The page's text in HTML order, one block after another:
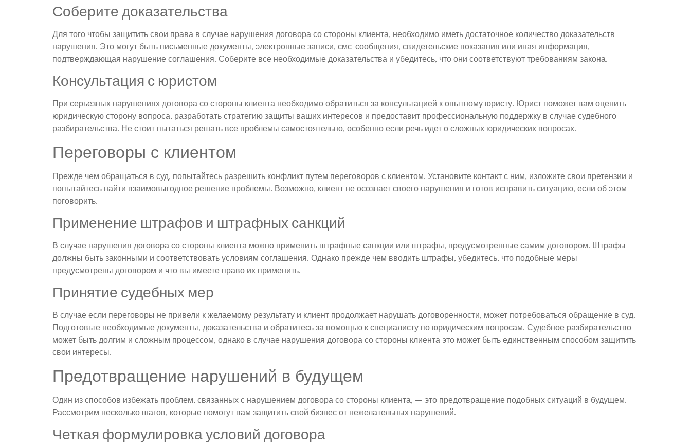
Соберите доказательства
Для того чтобы защитить свои права в случае нарушения договора со стороны клиента, необходимо иметь достаточное количество доказательств
нарушения. Это могут быть письменные документы, электронные записи, смс-сообщения, свидетельские показания или иная информация,
подтверждающая нарушение соглашения. Соберите все необходимые доказательства и убедитесь, что они соответствуют требованиям закона.
Консультация с юристом
При серьезных нарушениях договора со стороны клиента необходимо обратиться за консультацией к опытному юристу. Юрист поможет вам оценить
юридическую сторону вопроса, разработать стратегию защиты ваших интересов и предоставит профессиональную поддержку в случае судебного
разбирательства. Не стоит пытаться решать все проблемы самостоятельно, особенно если речь идет о сложных юридических вопросах.
Переговоры с клиентом
Прежде чем обращаться в суд, попытайтесь разрешить конфликт путем переговоров с клиентом. Установите контакт с ним, изложите свои претензии и
попытайтесь найти взаимовыгодное решение проблемы. Возможно, клиент не осознает своего нарушения и готов исправить ситуацию, если об этом
поговорить.
Применение штрафов и штрафных санкций
В случае нарушения договора со стороны клиента можно применить штрафные санкции или штрафы, предусмотренные самим договором. Штрафы
должны быть законными и соответствовать условиям соглашения. Однако прежде чем вводить штрафы, убедитесь, что подобные меры
предусмотрены договором и что вы имеете право их применить.
Принятие судебных мер
В случае если переговоры не привели к желаемому результату и клиент продолжает нарушать договоренности, может потребоваться обращение в суд.
Подготовьте необходимые документы, доказательства и обратитесь за помощью к специалисту по юридическим вопросам. Судебное разбирательство
может быть долгим и сложным процессом, однако в случае нарушения договора со стороны клиента это может быть единственным способом защитить
свои интересы.
Предотвращение нарушений в будущем
Один из способов избежать проблем, связанных с нарушением договора со стороны клиента, – это предотвращение подобных ситуаций в будущем.
Рассмотрим несколько шагов, которые помогут вам защитить свой бизнес от нежелательных нарушений.
Четкая формулировка условий договора